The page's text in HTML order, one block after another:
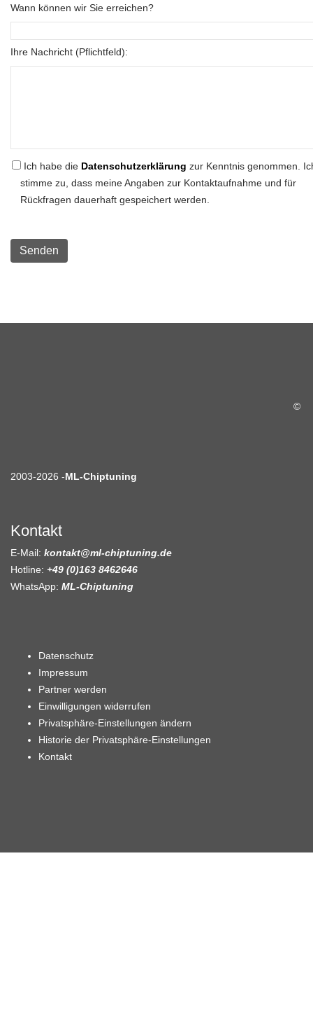
Wann können wir Sie erreichen?
Ihre Nachricht (Pflichtfeld):
Ich habe die Datenschutzerklärung zur Kenntnis genommen.
stimme zu, dass meine Angaben zur Kontaktaufnahme und für
Rückfragen dauerhaft gespeichert werden.
©
2003-2026 -ML-Chiptuning
Kontakt
E-Mail: kontakt@ml-chiptuning.de
Hotline: +49 (0)163 8462646
WhatsApp: ML-Chiptuning
Datenschutz
Impressum
Partner werden
Einwilligungen widerrufen
Privatsphäre-Einstellungen ändern
Historie der Privatsphäre-Einstellungen
Kontakt